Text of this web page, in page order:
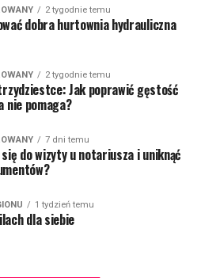
2 tygodnie temu
dobra hurtownia hydrauliczna
2 tygodnie temu
Jak poprawić gęstość
nie pomaga?
7 dni temu
do wizyty u notariusza i uniknąć
1 tydzień temu
dla siebie